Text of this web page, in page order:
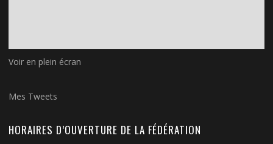
Voir en plein écran
Mes Tweets
HORAIRES D’OUVERTURE DE LA FÉDÉRATION